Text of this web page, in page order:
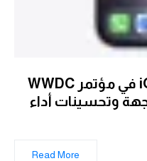
أبل تُعلن رسمياً عن iOS 27 في مؤتمر WWDC
وتحسينات أداء
Read More